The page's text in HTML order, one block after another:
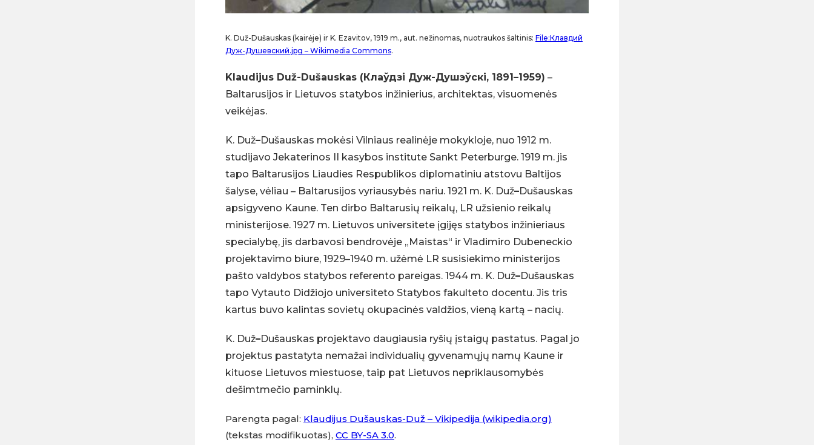
K. Duž-Dušauskas (kairėje) ir K. Ezavitov, 1919 m., aut. nežinomas, nuotraukos šaltinis: File:Клавдий
Дуж-Душевский.jpg – Wikimedia Commons.
Klaudijus Duž-Dušauskas (Клаўдзі Дуж-Душэўскі, 1891–1959) –
Baltarusijos ir Lietuvos statybos inžinierius, architektas, visuomenės
veikėjas.
K. Duž–Dušauskas mokėsi Vilniaus realinėje mokykloje, nuo 1912 m.
studijavo Jekaterinos II kasybos institute Sankt Peterburge. 1919 m. jis
tapo Baltarusijos Liaudies Respublikos diplomatiniu atstovu Baltijos
šalyse, vėliau – Baltarusijos vyriausybės nariu. 1921 m. K. Duž–Dušauskas
apsigyveno Kaune. Ten dirbo Baltarusių reikalų, LR užsienio reikalų
ministerijose. 1927 m. Lietuvos universitete įgijęs statybos inžinieriaus
specialybę, jis darbavosi bendrovėje „Maistas“ ir Vladimiro Dubeneckio
projektavimo biure, 1929–1940 m. užėmė LR susisiekimo ministerijos
pašto valdybos statybos referento pareigas. 1944 m. K. Duž–Dušauskas
tapo Vytauto Didžiojo universiteto Statybos fakulteto docentu. Jis tris
kartus buvo kalintas sovietų okupacinės valdžios, vieną kartą – nacių.
K. Duž–Dušauskas projektavo daugiausia ryšių įstaigų pastatus. Pagal jo
projektus pastatyta nemažai individualių gyvenamųjų namų Kaune ir
kituose Lietuvos miestuose, taip pat Lietuvos nepriklausomybės
dešimtmečio paminklų.
Parengta pagal: Klaudijus Dušauskas-Duž – Vikipedija (wikipedia.org)
(tekstas modifikuotas), CC BY-SA 3.0.